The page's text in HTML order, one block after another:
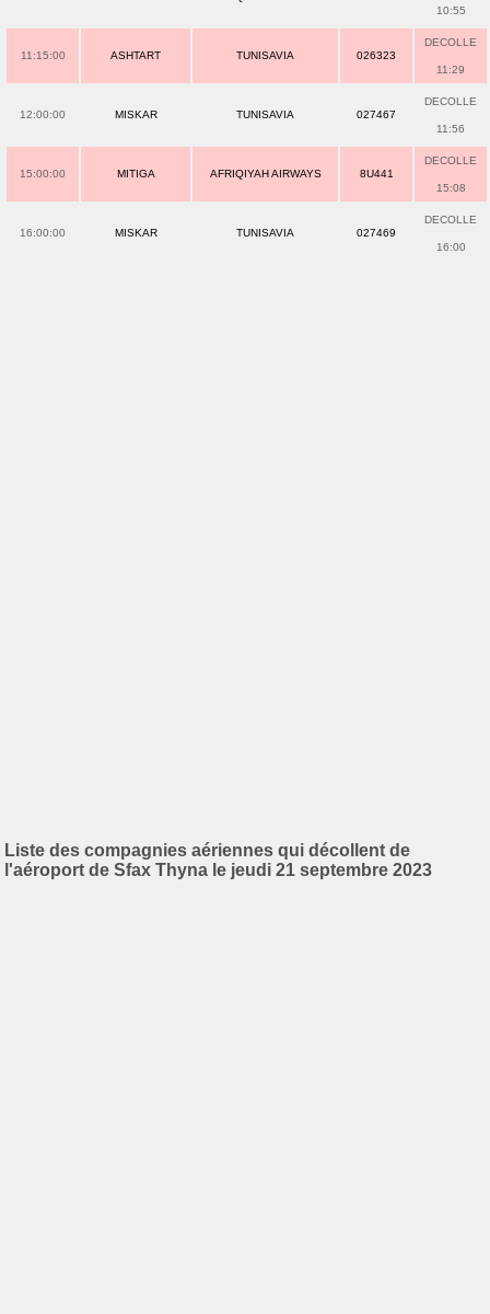
10:55
11:15:00 ASHTART TUNISAVIA 026323
DECOLLE
11:29
12:00:00 MISKAR TUNISAVIA 027467
DECOLLE
11:56
15:00:00 MITIGA AFRIQIYAH AIRWAYS 8U441
DECOLLE
15:08
16:00:00 MISKAR TUNISAVIA 027469
DECOLLE
16:00
Liste des compagnies aériennes qui décollent de
l'aéroport de Sfax Thyna le jeudi 21 septembre 2023